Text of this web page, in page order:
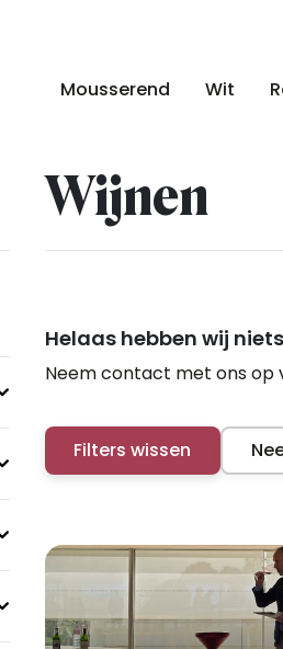
Mousserend Wit
Wijnen
Helaas hebben wij
Neem contact met ons op
Filters wissen